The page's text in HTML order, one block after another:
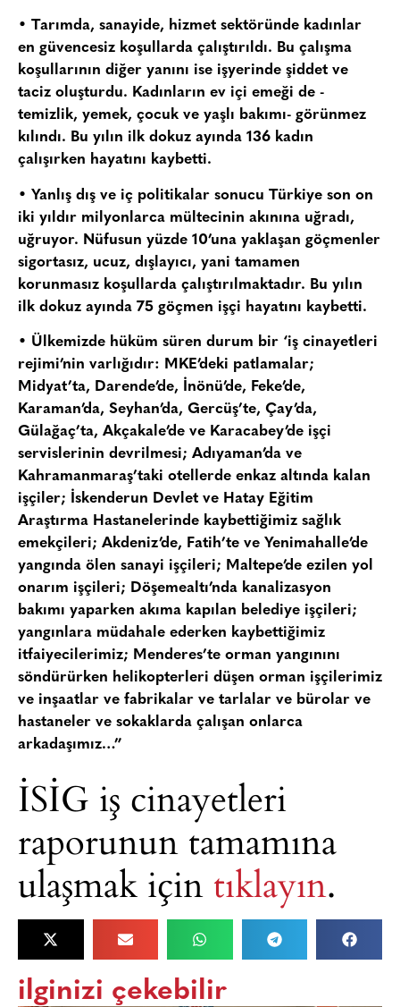
• Tarımda, sanayide, hizmet sektöründe kadınlar
en güvencesiz koşullarda çalıştırıldı. Bu çalışma
koşullarının diğer yanını ise işyerinde şiddet ve
taciz oluşturdu. Kadınların ev içi emeği de -
temizlik, yemek, çocuk ve yaşlı bakımı- görünmez
kılındı. Bu yılın ilk dokuz ayında 136 kadın
çalışırken hayatını kaybetti.
• Yanlış dış ve iç politikalar sonucu Türkiye son on
iki yıldır milyonlarca mültecinin akınına uğradı,
uğruyor. Nüfusun yüzde 10’una yaklaşan göçmenler
sigortasız, ucuz, dışlayıcı, yani tamamen
korunmasız koşullarda çalıştırılmaktadır. Bu yılın
ilk dokuz ayında 75 göçmen işçi hayatını kaybetti.
• Ülkemizde hüküm süren durum bir ‘iş cinayetleri
rejimi’nin varlığıdır: MKE’deki patlamalar;
Midyat’ta, Darende’de, İnönü’de, Feke’de,
Karaman’da, Seyhan’da, Gercüş’te, Çay’da,
Gülağaç’ta, Akçakale’de ve Karacabey’de işçi
servislerinin devrilmesi; Adıyaman’da ve
Kahramanmaraş’taki otellerde enkaz altında kalan
işçiler; İskenderun Devlet ve Hatay Eğitim
Araştırma Hastanelerinde kaybettiğimiz sağlık
emekçileri; Akdeniz’de, Fatih’te ve Yenimahalle’de
yangında ölen sanayi işçileri; Maltepe’de ezilen yol
onarım işçileri; Döşemealtı’nda kanalizasyon
bakımı yaparken akıma kapılan belediye işçileri;
yangınlara müdahale ederken kaybettiğimiz
itfaiyecilerimiz; Menderes’te orman yangınını
söndürürken helikopterleri düşen orman işçilerimiz
ve inşaatlar ve fabrikalar ve tarlalar ve bürolar ve
hastaneler ve sokaklarda çalışan onlarca
arkadaşımız…”
İSİG iş cinayetleri
raporunun tamamına
ulaşmak içintıklayın.
ilginizi çekebilir